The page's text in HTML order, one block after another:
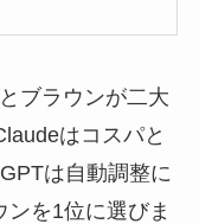
ブラウンが二大
はコスパと
は自動調整に
を1位に選びま